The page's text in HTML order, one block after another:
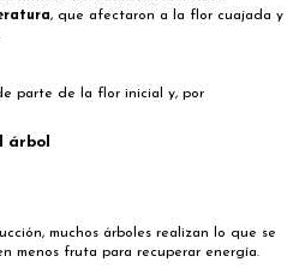
, que afectaron a la flor cuajada y
parte de la flor inicial y, por
árbol
muchos árboles realizan lo que se
menos fruta para recuperar energía.